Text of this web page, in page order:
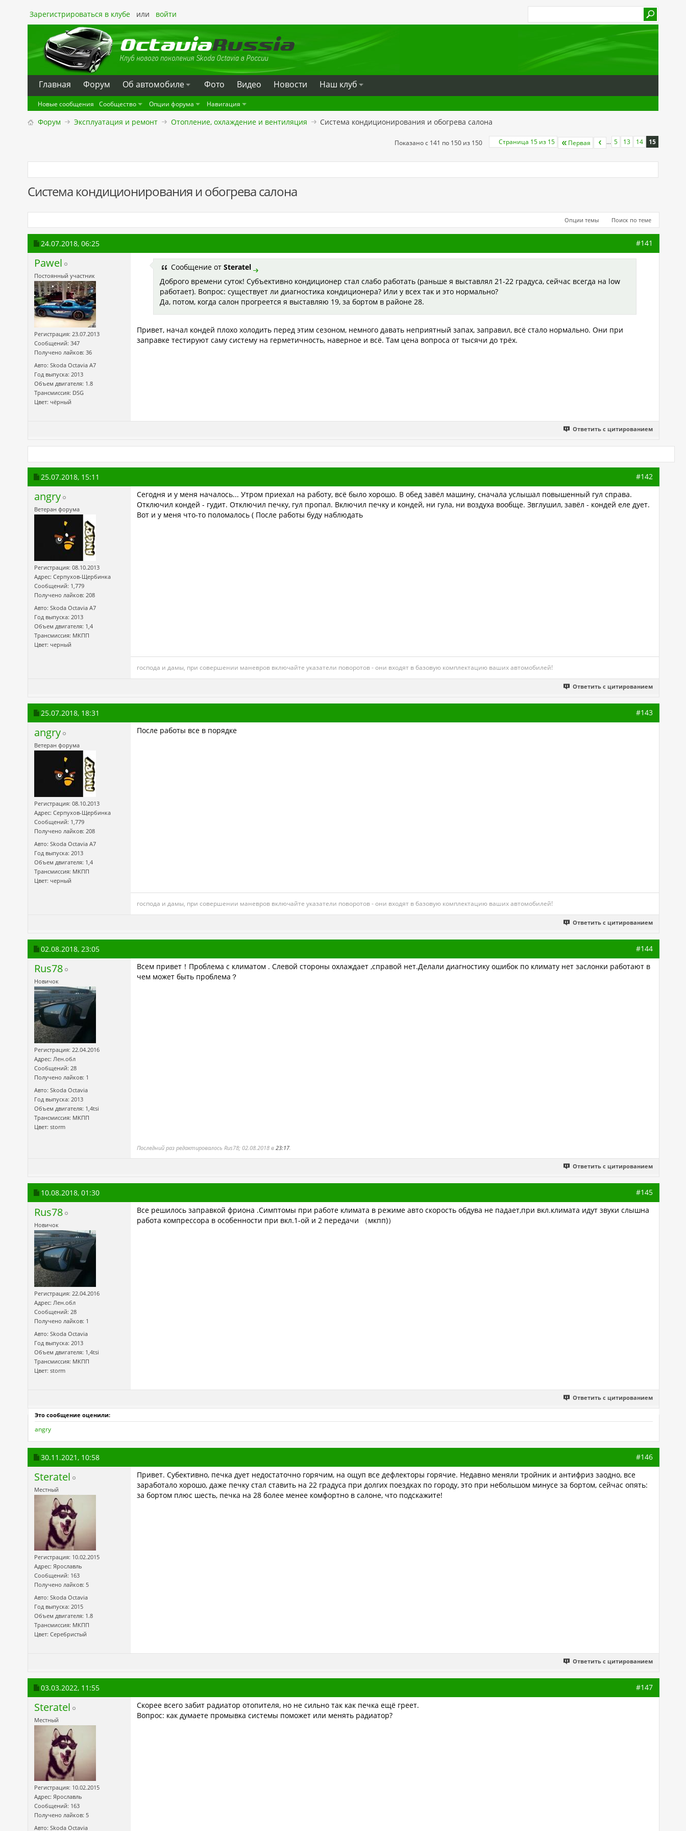
Зарегистрироваться в клубе или войти
Главная Форум Oб автомобиле Фото Видео Новости Наш клуб
Новые сообщения Сообщество Опции форума Навигация
Форум Эксплуатация и ремонт Отопление, охлаждение и вентиляция Система кондиционирования и обогрева салона
Страница 15 из 15 Первая ... 5 13 14 15
Показано с 141 по 150 из 150
Система кондиционирования и обогрева салона
Опции темы Поиск по теме
24.07.2018, 06:25 #141
Pawel
Постоянный участник
Регистрация: 23.07.2013
Сообщений: 347
Получено лайков: 36
Авто: Skoda Octavia A7
Год выпуска: 2013
Объем двигателя: 1.8
Трансмиссия: DSG
Цвет: чёрный
Сообщение от Steratel
Доброго времени суток! Субъективно кондиционер стал слабо работать (раньше я выставлял 21-22 градуса, сейчас всегда на low
работает). Вопрос: существует ли диагностика кондиционера? Или у всех так и это нормально?
Да, потом, когда салон прогреется я выставляю 19, за бортом в районе 28.
Привет, начал кондей плохо холодить перед этим сезоном, немного давать неприятный запах, заправил, всё стало нормально. Они при
заправке тестируют саму систему на герметичность, наверное и всё. Там цена вопроса от тысячи до трёх.
Ответить с цитированием
25.07.2018, 15:11 #142
angry
Ветеран форума
Регистрация: 08.10.2013
Адрес: Серпухов-Щербинка
Сообщений: 1,779
Получено лайков: 208
Авто: Skoda Octavia А7
Год выпуска: 2013
Объем двигателя: 1,4
Трансмиссия: МКПП
Цвет: черный
Сегодня и у меня началось... Утром приехал на работу, всё было хорошо. В обед завёл машину, сначала услышал повышенный гул справа.
Отключил кондей - гудит. Отключил печку, гул пропал. Включил печку и кондей, ни гула, ни воздуха вообще. Звглушил, завёл - кондей еле дует.
Вот и у меня что-то поломалось ( После работы буду наблюдать
господа и дамы, при совершении маневров включайте указатели поворотов - они входят в базовую комплектацию ваших автомобилей!
Ответить с цитированием
25.07.2018, 18:31 #143
angry
Ветеран форума
Регистрация: 08.10.2013
Адрес: Серпухов-Щербинка
Сообщений: 1,779
Получено лайков: 208
Авто: Skoda Octavia А7
Год выпуска: 2013
Объем двигателя: 1,4
Трансмиссия: МКПП
Цвет: черный
После работы все в порядке
господа и дамы, при совершении маневров включайте указатели поворотов - они входят в базовую комплектацию ваших автомобилей!
Ответить с цитированием
02.08.2018, 23:05 #144
Rus78
Новичок
Регистрация: 22.04.2016
Адрес: Лен.обл
Сообщений: 28
Получено лайков: 1
Авто: Skoda Octavia
Год выпуска: 2013
Объем двигателя: 1,4tsi
Трансмиссия: МКПП
Цвет: storm
Всем привет！Проблема с климатом . Слевой стороны охлаждает ,справой нет.Делали диагностику ошибок по климату нет заслонки работают в
чем может быть проблема？
Последний раз редактировалось Rus78; 02.08.2018 в 23:17.
Ответить с цитированием
10.08.2018, 01:30 #145
Rus78
Новичок
Регистрация: 22.04.2016
Адрес: Лен.обл
Сообщений: 28
Получено лайков: 1
Авто: Skoda Octavia
Год выпуска: 2013
Объем двигателя: 1,4tsi
Трансмиссия: МКПП
Цвет: storm
Все решилось заправкой фриона .Симптомы при работе климата в режиме авто скорость обдува не падает,при вкл.климата идут звуки слышна
работа компрессора в особенности при вкл.1-ой и 2 передачи （мкпп)）
Ответить с цитированием
Это сообщение оценили:
angry
30.11.2021, 10:58 #146
Steratel
Местный
Регистрация: 10.02.2015
Адрес: Ярославль
Сообщений: 163
Получено лайков: 5
Авто: Skoda Octavia
Год выпуска: 2015
Объем двигателя: 1.8
Трансмиссия: МКПП
Цвет: Серебристый
Привет. Субективно, печка дует недостаточно горячим, на ощуп все дефлекторы горячие. Недавно меняли тройник и антифриз заодно, все
заработало хорошо, даже печку стал ставить на 22 градуса при долгих поездках по городу, это при небольшом минусе за бортом, сейчас опять:
за бортом плюс шесть, печка на 28 более менее комфортно в салоне, что подскажите!
Ответить с цитированием
03.03.2022, 11:55 #147
Steratel
Местный
Регистрация: 10.02.2015
Адрес: Ярославль
Сообщений: 163
Получено лайков: 5
Авто: Skoda Octavia
Скорее всего забит радиатор отопителя, но не сильно так как печка ещё греет.
Вопрос: как думаете промывка системы поможет или менять радиатор?